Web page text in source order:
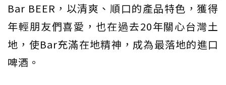
Bar BEER，以清爽、順口的產品特色，獲得
年輕朋友們喜愛，也在過去20年關心台灣土
地，使Bar充滿在地精神，成為最落地的進口
啤酒。